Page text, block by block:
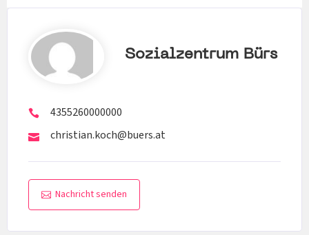
Sozialzentrum Bürs
4355260000000
christian.koch@buers.at
Nachricht senden